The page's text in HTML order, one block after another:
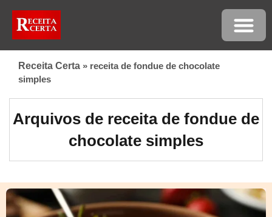
Receita Certa » receita de fondue de chocolate
simples
Arquivos de receita de fondue de
chocolate simples